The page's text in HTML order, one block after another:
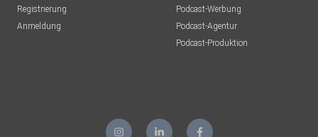
Registrierung
Anmeldung
Podcast-Werbung
Podcast-Agentur
Podcast-Produktion